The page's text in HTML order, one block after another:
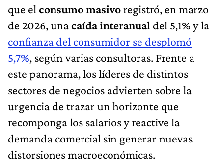
que el consumo masivoregistró, en marzo
de 2026, unacaída interanual del 5,1% y la
confianza del consumidor se desplomó
5,7%, según varias consultoras. Frente a
este panorama, los líderes de distintos
sectores de negocios advierten sobre la
urgencia de trazar un horizonte que
recomponga los salarios y reactive la
demanda comercial sin generar nuevas
distorsiones macroeconómicas.